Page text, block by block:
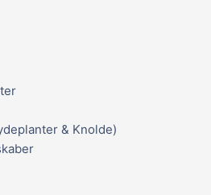
& Knolde)